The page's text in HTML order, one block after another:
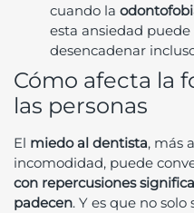
cuando la
esta ansiedad
desencadenar
Cómo afecta la
las personas
El miedo al dentista, más
incomodidad, puede
con repercusiones
padecen. Y es que no